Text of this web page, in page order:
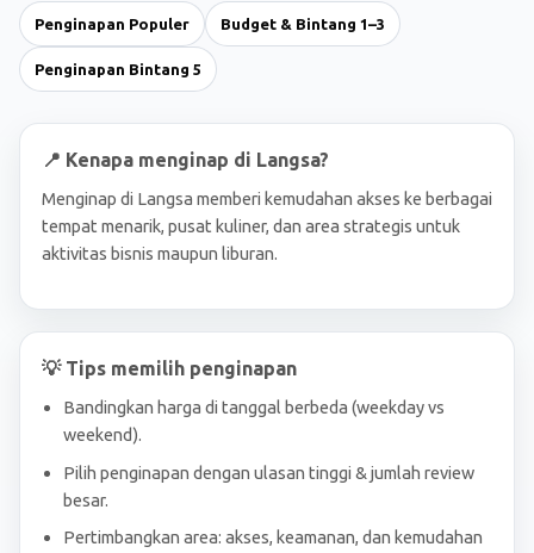
Penginapan Populer Budget & Bintang 1–3
Penginapan Bintang 5
📍 Kenapa menginap di Langsa?
Menginap di Langsa memberi kemudahan akses ke berbagai
tempat menarik, pusat kuliner, dan area strategis untuk
aktivitas bisnis maupun liburan.
💡 Tips memilih penginapan
Bandingkan harga di tanggal berbeda (weekday vs
weekend).
Pilih penginapan dengan ulasan tinggi & jumlah review
besar.
Pertimbangkan area: akses, keamanan, dan kemudahan